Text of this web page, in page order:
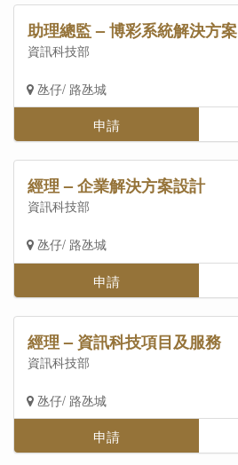
助理總監 – 博彩系統解決方案
資訊科技部
氹仔/ 路氹城
申請
經理 – 企業解決方案設計
資訊科技部
氹仔/ 路氹城
申請
經理 – 資訊科技項目及服務
資訊科技部
氹仔/ 路氹城
申請